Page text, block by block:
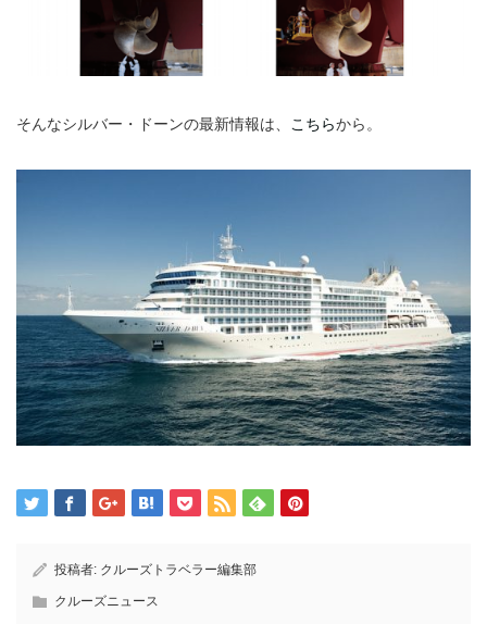
そんなシルバー・ドーンの最新情報は、 こちらから。
投稿者: クルーズトラベラー編集部
クルーズニュース